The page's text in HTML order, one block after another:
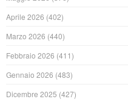
Aprile 2026 (402)
Marzo 2026 (440)
Febbraio 2026 (411)
Gennaio 2026 (483)
Dicembre 2025 (427)